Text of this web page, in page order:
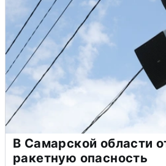
В Самарской области
ракетную опасность